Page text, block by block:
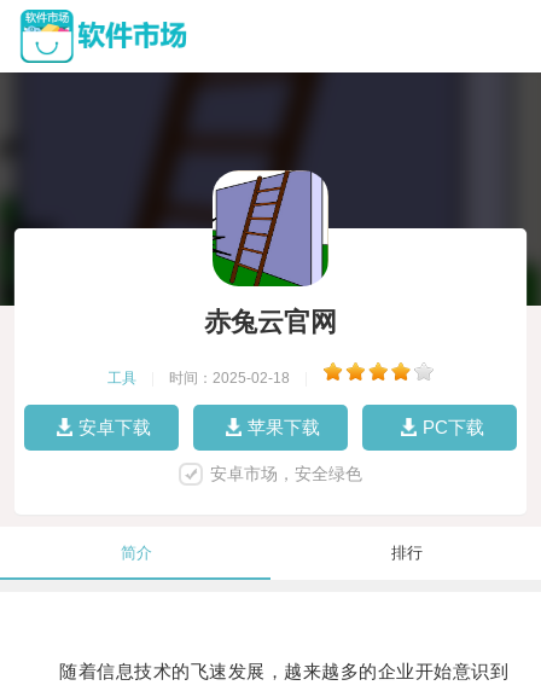
赤兔云官网
工具 时间：2025-02-18
安卓下载 苹果下载 PC下载
安卓市场，安全绿色
简介 排行
随着信息技术的飞速发展，越来越多的企业开始意识到